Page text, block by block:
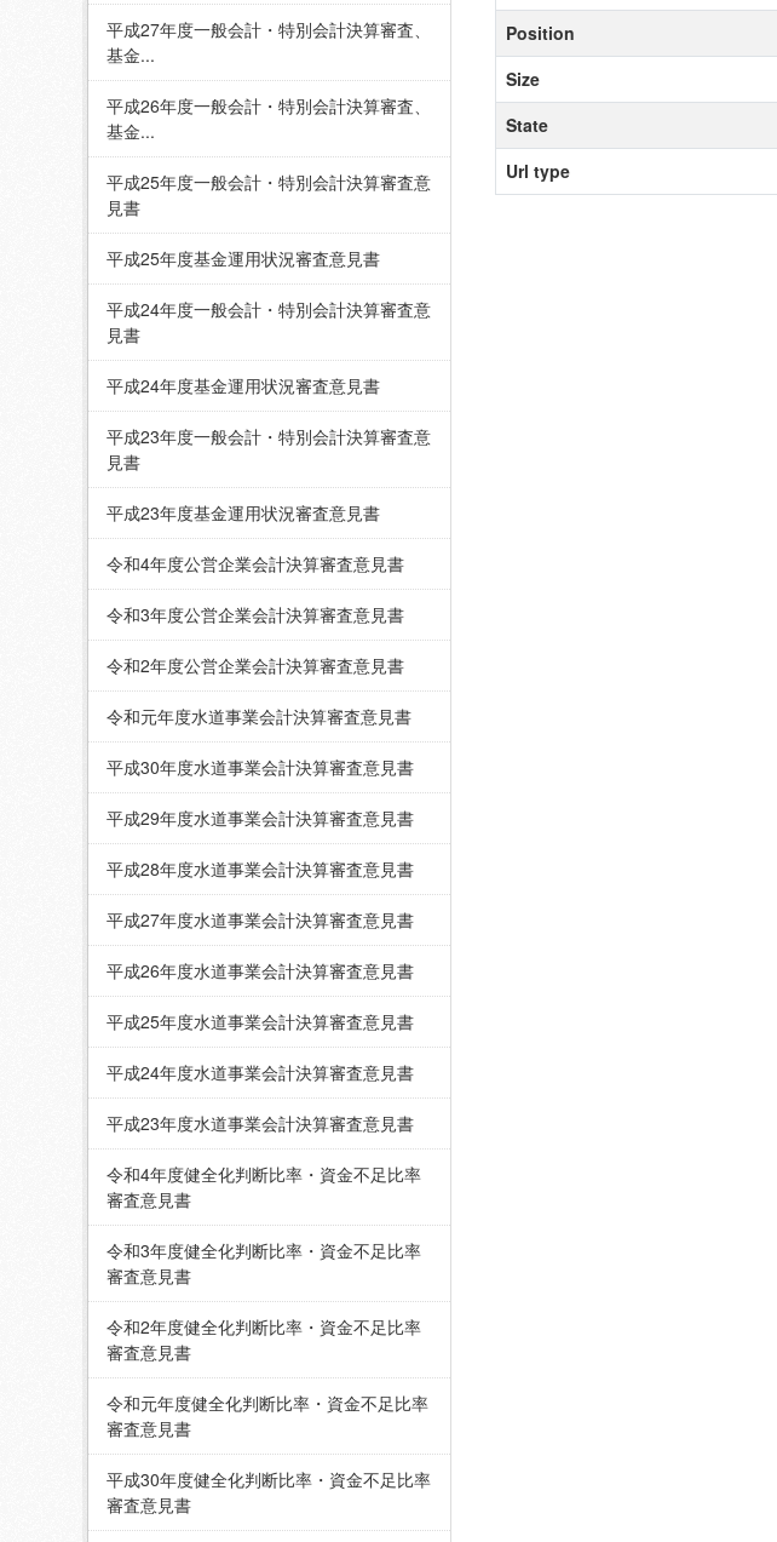
平成27年度一般会計・特別会計決算審査、
基金...
平成26年度一般会計・特別会計決算審査、
基金...
平成25年度一般会計・特別会計決算審査意
見書
平成25年度基金運用状況審査意見書
平成24年度一般会計・特別会計決算審査意
見書
平成24年度基金運用状況審査意見書
平成23年度一般会計・特別会計決算審査意
見書
平成23年度基金運用状況審査意見書
令和4年度公営企業会計決算審査意見書
令和3年度公営企業会計決算審査意見書
令和2年度公営企業会計決算審査意見書
令和元年度水道事業会計決算審査意見書
平成30年度水道事業会計決算審査意見書
平成29年度水道事業会計決算審査意見書
平成28年度水道事業会計決算審査意見書
平成27年度水道事業会計決算審査意見書
平成26年度水道事業会計決算審査意見書
平成25年度水道事業会計決算審査意見書
平成24年度水道事業会計決算審査意見書
平成23年度水道事業会計決算審査意見書
令和4年度健全化判断比率・資金不足比率
審査意見書
令和3年度健全化判断比率・資金不足比率
審査意見書
令和2年度健全化判断比率・資金不足比率
審査意見書
令和元年度健全化判断比率・資金不足比率
審査意見書
平成30年度健全化判断比率・資金不足比率
審査意見書
Position
Size
State
Url type